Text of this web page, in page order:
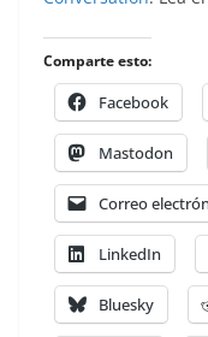
Comparte esto:
Facebook
Mastodon
Correo
LinkedIn
Bluesky